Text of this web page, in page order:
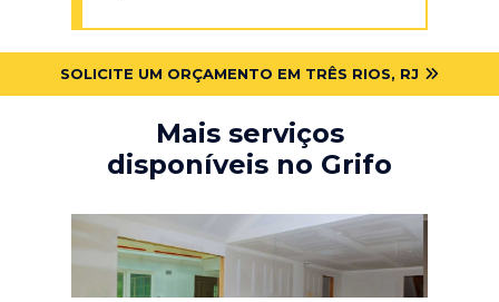
SOLICITE UM ORÇAMENTO EM TRÊS RIOS, RJ
Mais serviços
disponíveis no Grifo